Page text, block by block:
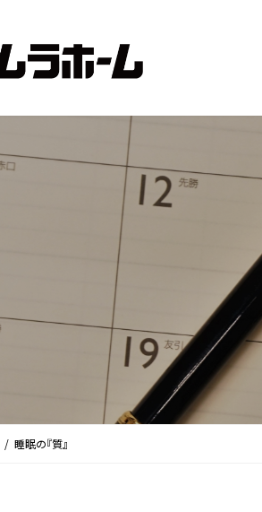
睡眠の『質』